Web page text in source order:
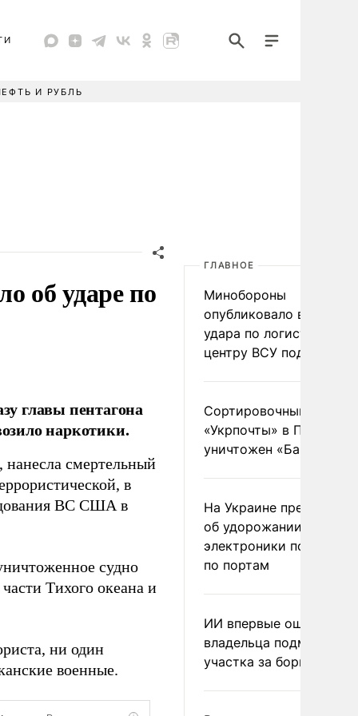
И РУБЛЬ
об ударе по
главы пентагона
наркотики.
смертельный
в
ВС США в
судно
Тихого океана и
ни один
военные.
ГЛАВНОЕ
Минобороны
опубликовало видео
удара по
центру ВСУ под Киевом
Сортировочный пункт
«Укрпочты» в
уничтожен
На Украине
об удорожании
электроники после
по портам
ИИ впервые
владельца
участка за борщевик